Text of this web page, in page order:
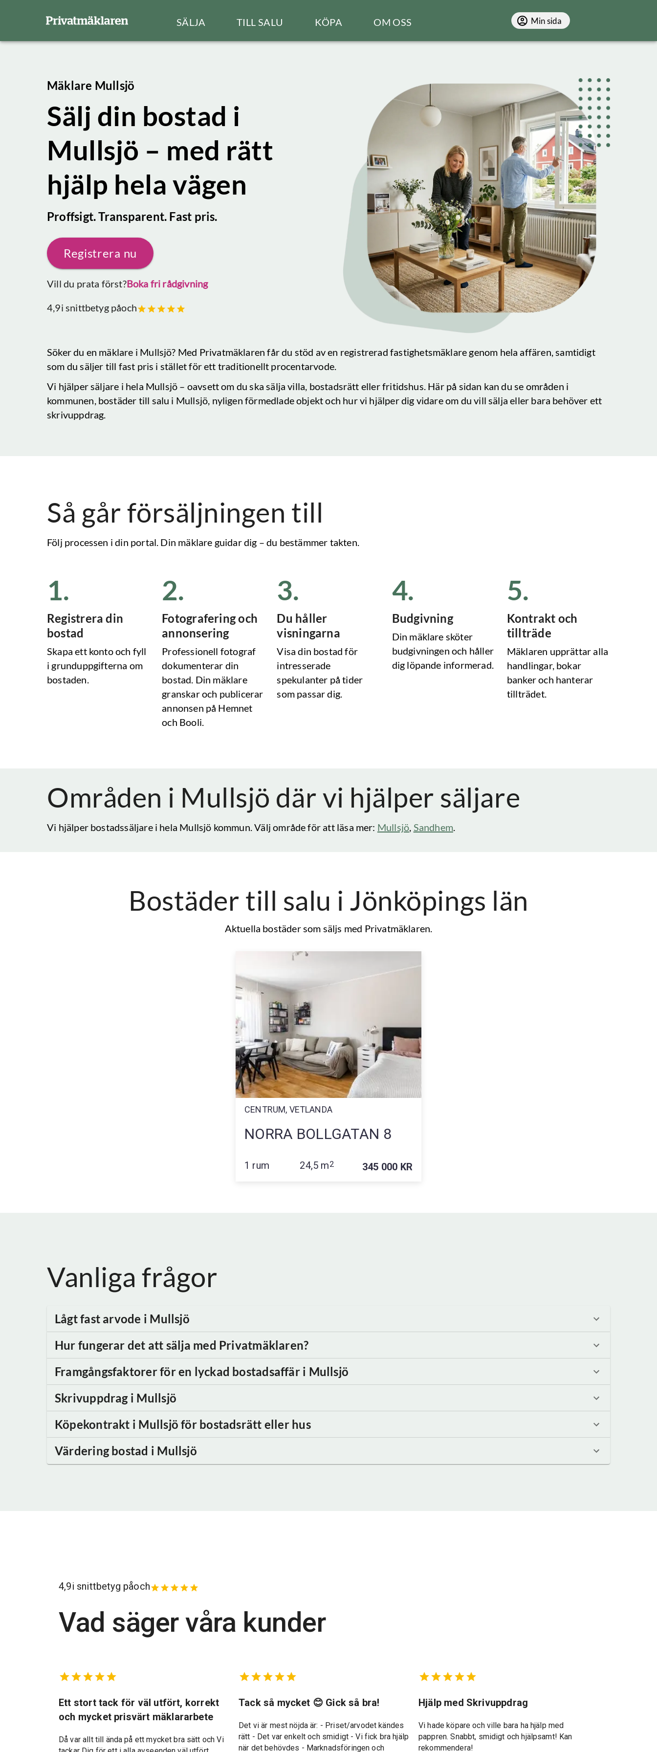
SÄLJA TILL SALU KÖPA OM OSS Min sida
Mäklare Mullsjö
Sälj din bostad i
Mullsjö – med rätt
hjälp hela vägen
Proffsigt. Transparent. Fast pris.
Registrera nu
Vill du prata först?Boka fri rådgivning
4,9i snittbetyg påoch
Söker du en mäklare i Mullsjö? Med Privatmäklaren får du stöd av en registrerad fastighetsmäklare genom hela affären, samtidigt
som du säljer till fast pris i stället för ett traditionellt procentarvode.
Vi hjälper säljare i hela Mullsjö – oavsett om du ska sälja villa, bostadsrätt eller fritidshus. Här på sidan kan du se områden i
kommunen, bostäder till salu i Mullsjö, nyligen förmedlade objekt och hur vi hjälper dig vidare om du vill sälja eller bara behöver ett
skrivuppdrag.
Så går försäljningen till
Följ processen i din portal. Din mäklare guidar dig – du bestämmer takten.
1.
Registrera din
bostad
Skapa ett konto och fyll
i grunduppgifterna om
bostaden.
2.
Fotografering och
annonsering
Professionell fotograf
dokumenterar din
bostad. Din mäklare
granskar och publicerar
annonsen på Hemnet
och Booli.
3.
Du håller
visningarna
Visa din bostad för
intresserade
spekulanter på tider
som passar dig.
4.
Budgivning
Din mäklare sköter
budgivningen och håller
dig löpande informerad.
5.
Kontrakt och
tillträde
Mäklaren upprättar alla
handlingar, bokar
banker och hanterar
tillträdet.
Områden i Mullsjö där vi hjälper säljare
Vi hjälper bostadssäljare i hela Mullsjö kommun. Välj område för att läsa mer: Mullsjö, Sandhem.
Bostäder till salu i Jönköpings län
Aktuella bostäder som säljs med Privatmäklaren.
CENTRUM, VETLANDA
NORRA BOLLGATAN 8
1 rum 24,5 m2 345 000 KR
Vanliga frågor
Lågt fast arvode i Mullsjö
Hur fungerar det att sälja med Privatmäklaren?
Framgångsfaktorer för en lyckad bostadsaffär i Mullsjö
Skrivuppdrag i Mullsjö
Köpekontrakt i Mullsjö för bostadsrätt eller hus
Värdering bostad i Mullsjö
4,9i snittbetyg påoch
Vad säger våra kunder
Ett stort tack för väl utfört, korrekt
och mycket prisvärt mäklararbete
Då var allt till ända på ett mycket bra sätt och Vi
Tack så mycket 😊 Gick så bra!
Det vi är mest nöjda är: - Priset/arvodet kändes
rätt - Det var enkelt och smidigt - Vi fick bra hjälp
när det behövdes - Marknadsföringen och
Hjälp med Skrivuppdrag
Vi hade köpare och ville bara ha hjälp med
pappren. Snabbt, smidigt och hjälpsamt! Kan
rekommendera!